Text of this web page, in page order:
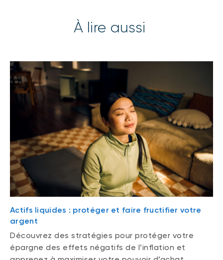
À lire aussi
Actifs liquides : protéger et faire fructifier votre
argent
Découvrez des stratégies pour protéger votre
épargne des effets négatifs de l’inflation et